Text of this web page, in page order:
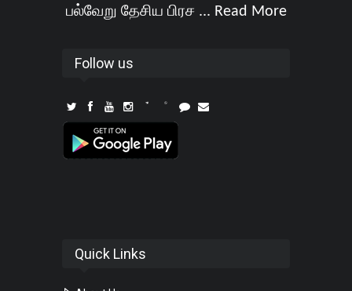
பல்வேறு தேசிய பிரச ... Read More
Follow us
Quick Links